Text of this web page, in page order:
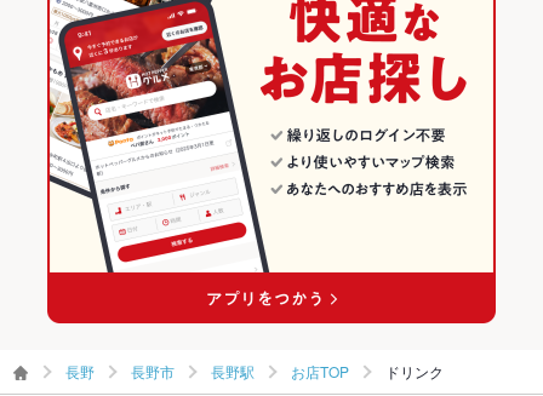
長野市 × 和食
長野市 × 寿司
長野駅 × 和食
長野駅 × 寿司
長野 × 居酒屋
長野 × 海鮮
長野 × 和食
長野 × 寿司
長野市のグルメランキング
長野市の居酒屋ランキング
長野市の海鮮ランキング
長野駅のグルメランキング
長野駅の居酒屋ランキング
長野駅の海鮮ランキング
長野 長野市 長野駅 お店TOP ドリンク